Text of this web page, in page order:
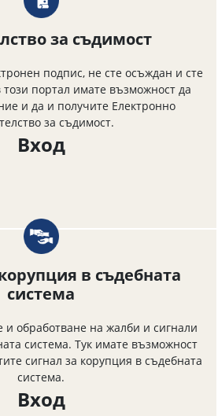
за съдимост
подпис, не сте осъждан и сте
портал имате възможност да
и да и получите Електронно
за съдимост.
Вход
в съдебната
система
обработване на жалби и сигнали
система. Тук имате възможност
сигнал за корупция в съдебната
система.
Вход